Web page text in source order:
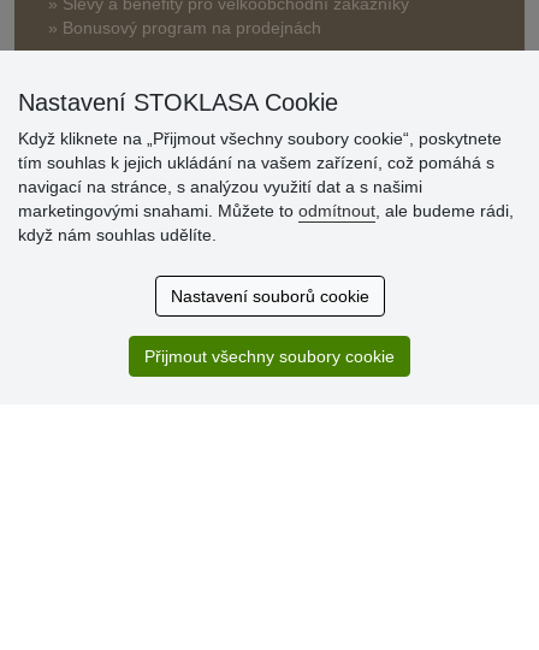
» Bonusový program na prodejnách
Hodnocení
zákazníků
Super obchod, kvalitní zboží za slušné ceny. Vřele
Nastavení STOKLASA Cookie
Když kliknete na „Přijmout všechny soubory cookie“, poskytnete
tím souhlas k jejich ukládání na vašem zařízení, což pomáhá s
navigací na stránce, s analýzou využití dat a s našimi
marketingovými snahami. Můžete to odmítnout , ale budeme rádi,
když nám souhlas udělíte.
Nastavení souborů cookie
Přijmout všechny soubory cookie